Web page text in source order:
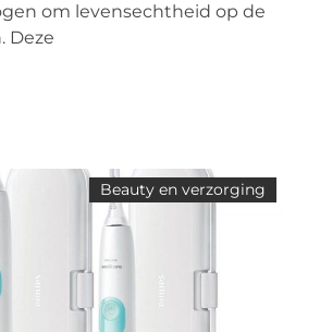
om levensechtheid op de
Deze
Beauty en verzorging